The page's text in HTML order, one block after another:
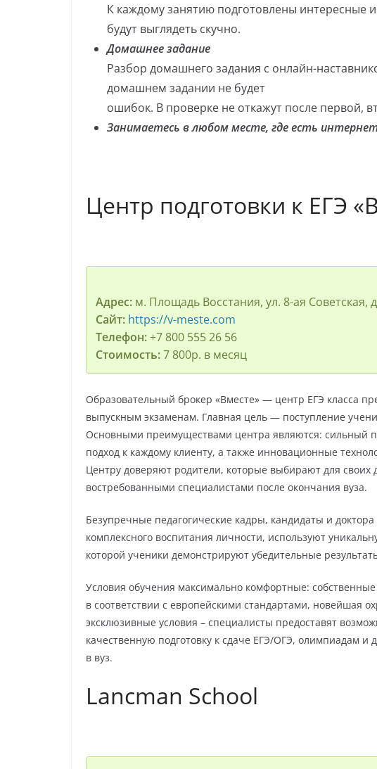
К каждому занятию подготовлены интересные
будут выглядеть скучно.
Домашнее задание
Разбор домашнего задания с онлайн-
домашнем задании не будет
ошибок. В проверке не откажут после первой,
Занимаетесь в любом месте, где есть
Центр подготовки к ЕГЭ
Адрес:м. Площадь Восстания, ул. 8-ая Советская,
Сайт: https://v-meste.com
Телефон:+7 800 555 26 56
Стоимость:7 800р. в месяц
Образовательный брокер «Вместе» — центр ЕГЭ класса
выпускным экзаменам. Главная цель — поступление
Основными преимуществами центра являются: сильный
подход к каждому клиенту, а также инновационные
Центру доверяют родители, которые выбирают для своих
востребованными специалистами после окончания вуза.
Безупречные педагогические кадры, кандидаты и
комплексного воспитания личности, используют
которой ученики демонстрируют убедительные
Условия обучения максимально комфортные:
в соответствии с европейскими стандартами, новейшая
эксклюзивные условия – специалисты предоставят
качественную подготовку к сдаче ЕГЭ/ОГЭ, олимпиадам
в вуз.
Lancman School